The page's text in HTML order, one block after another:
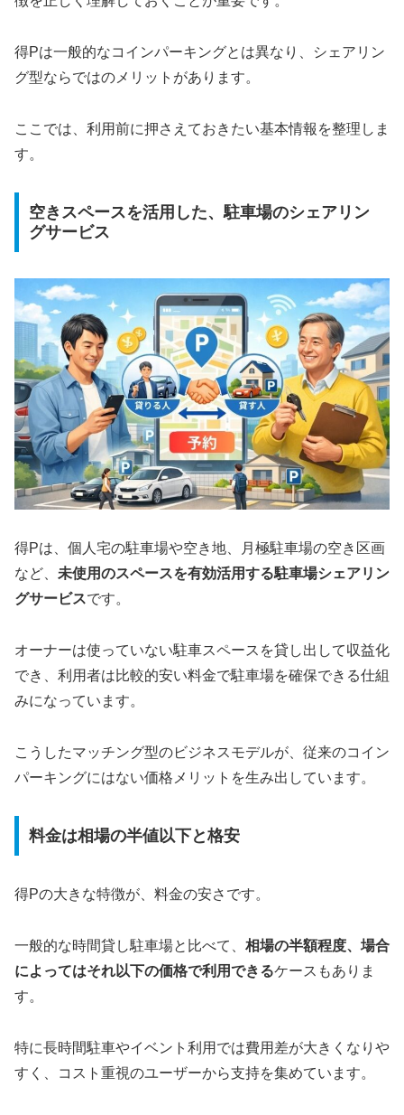
得Pは一般的なコインパーキングとは異なり、シェアリン
グ型ならではのメリットがあります。
ここでは、利用前に押さえておきたい基本情報を整理しま
す。
空きスペースを活用した、駐車場のシェアリン
グサービス
得Pは、個人宅の駐車場や空き地、月極駐車場の空き区画
など、 未使用のスペースを有効活用する駐車場シェアリン
グサービスです。
オーナーは使っていない駐車スペースを貸し出して収益化
でき、利用者は比較的安い料金で駐車場を確保できる仕組
みになっています。
こうしたマッチング型のビジネスモデルが、従来のコイン
パーキングにはない価格メリットを生み出しています。
料金は相場の半値以下と格安
得Pの大きな特徴が、料金の安さです。
一般的な時間貸し駐車場と比べて、 相場の半額程度、場合
によってはそれ以下の価格で利用できるケースもありま
す。
特に長時間駐車やイベント利用では費用差が大きくなりや
すく、コスト重視のユーザーから支持を集めています。